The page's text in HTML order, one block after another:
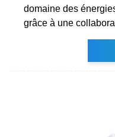
domaine des
grâce à une